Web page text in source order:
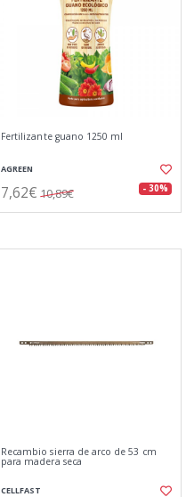
Fertilizante guano 1250 ml
AGREEN
7,62€ 10,89€ - 30%
Recambio sierra de arco de 53 cm
para madera seca
CELLFAST